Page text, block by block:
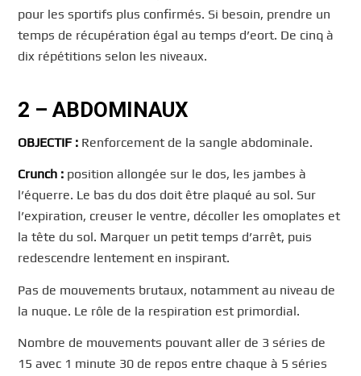
pour les sportifs plus confirmés. Si besoin, prendre un
temps de récupération égal au temps d’eort. De cinq à
dix répétitions selon les niveaux.
2 – ABDOMINAUX
OBJECTIF : Renforcement de la sangle abdominale.
Crunch : position allongée sur le dos, les jambes à
l’équerre. Le bas du dos doit être plaqué au sol. Sur
l’expiration, creuser le ventre, décoller les omoplates et
la tête du sol. Marquer un petit temps d’arrêt, puis
redescendre lentement en inspirant.
Pas de mouvements brutaux, notamment au niveau de
la nuque. Le rôle de la respiration est primordial.
Nombre de mouvements pouvant aller de 3 séries de
15 avec 1 minute 30 de repos entre chaque à 5 séries